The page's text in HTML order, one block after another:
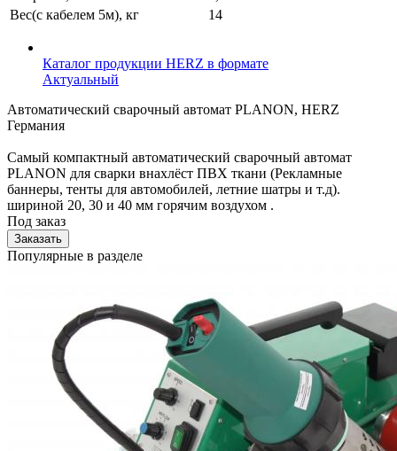
Вес(с кабелем 5м), кг
14
Каталог продукции HERZ в формате
Актуальный
Автоматический сварочный автомат PLANON, HERZ
Германия
Самый компактный автоматический сварочный автомат
PLANON для сварки внахлёст ПВХ ткани (Рекламные
баннеры, тенты для автомобилей, летние шатры и т.д).
шириной 20, 30 и 40 мм горячим воздухом .
Под заказ
Заказать
Популярные в разделе